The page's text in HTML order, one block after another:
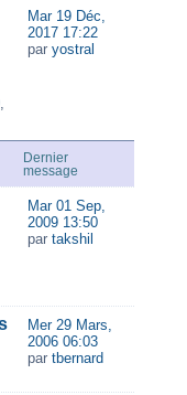
,
Mar 19 Déc,
2017 17:22
par yostral
Dernier
message
Mar 01 Sep,
2009 13:50
par takshil
Mer 29 Mars,
2006 06:03
par tbernard